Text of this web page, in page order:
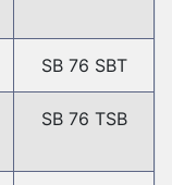
SB 76 SBT
SB 76 TSB